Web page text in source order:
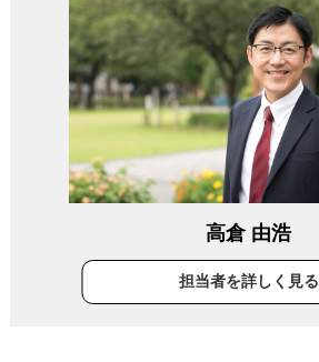
高倉 由浩
担当者を詳しく見る